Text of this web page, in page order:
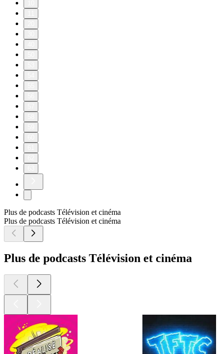
Plus de podcasts Télévision et cinéma
Plus de podcasts Télévision et cinéma
Plus de podcasts Télévision et cinéma